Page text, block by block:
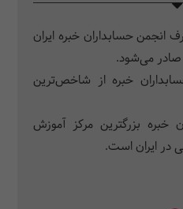
انجمن حسابداران خبره ایران
می‌شود.
خبره از شاخص‌ترین
خبره بزرگترین مرکز آموزش
در ایران است.